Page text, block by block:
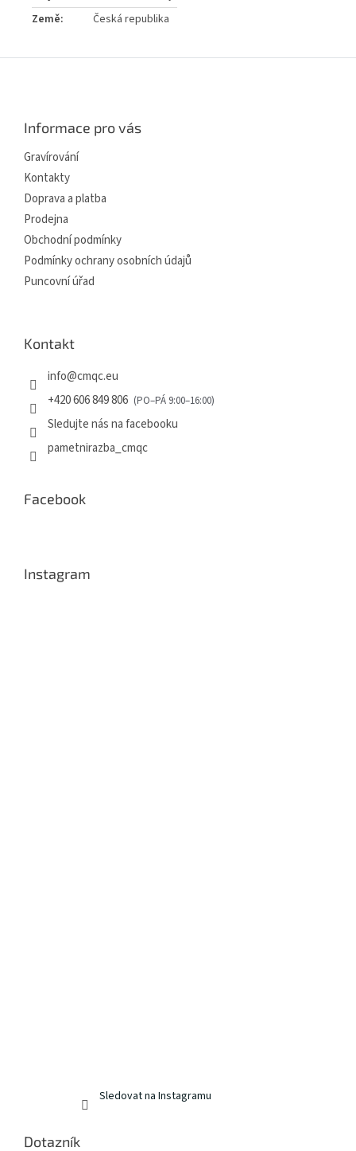
Země: Česká republika
Informace pro vás
Gravírování
Kontakty
Doprava a platba
Prodejna
Obchodní podmínky
Podmínky ochrany osobních údajů
Puncovní úřad
Kontakt
info@cmqc.eu
+420 606 849 806
Sledujte nás na facebooku
pametnirazba_cmqc
Facebook
Instagram
Sledovat na Instagramu
Dotazník